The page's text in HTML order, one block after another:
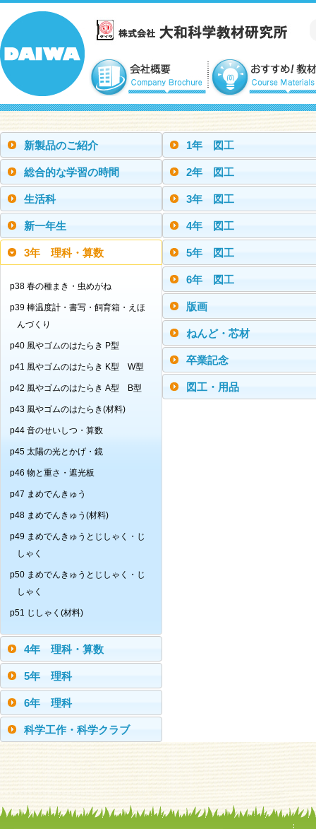
新製品のご紹介
総合的な学習の時間
生活科
新一年生
3年 理科・算数
p38 春の種まき・虫めがね
p39 棒温度計・書写・飼育箱・えほ
んづくり
p40 風やゴムのはたらき P型
p41 風やゴムのはたらき K型 W型
p42 風やゴムのはたらき A型 B型
p43 風やゴムのはたらき(材料)
p44 音のせいしつ・算数
p45 太陽の光とかげ・鏡
p46 物と重さ・遮光板
p47 まめでんきゅう
p48 まめでんきゅう(材料)
p49 まめでんきゅうとじしゃく・じ
しゃく
p50 まめでんきゅうとじしゃく・じ
しゃく
p51 じしゃく(材料)
4年 理科・算数
5年 理科
6年 理科
科学工作・科学クラブ
1年 図工
2年 図工
3年 図工
4年 図工
5年 図工
6年 図工
版画
ねんど・芯材
卒業記念
図工・用品